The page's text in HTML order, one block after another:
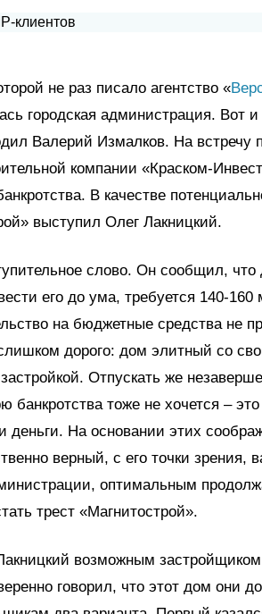
не раз писало агентство «
городская администрация. Вот и
Валерий Измалков. На встречу
компании «Краском-
В качестве
выступил Олег Лакницкий.
слово. Он сообщил,
его до ума, требуется 140-160
на бюджетные средства не
дорого: дом элитный со
Отпускать же
банкротства тоже не хочется – это
деньги. На основании этих
верный, с его точки зрения,
оптимальным
трест «Магнитострой».
возможным
говорил, что этот дом они